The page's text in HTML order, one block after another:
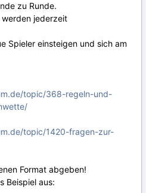
zu Runde.
werden jederzeit
Spieler einsteigen und sich am
topic/368-regeln-und-
topic/1420-fragen-zur-
Format abgeben!
Beispiel aus: